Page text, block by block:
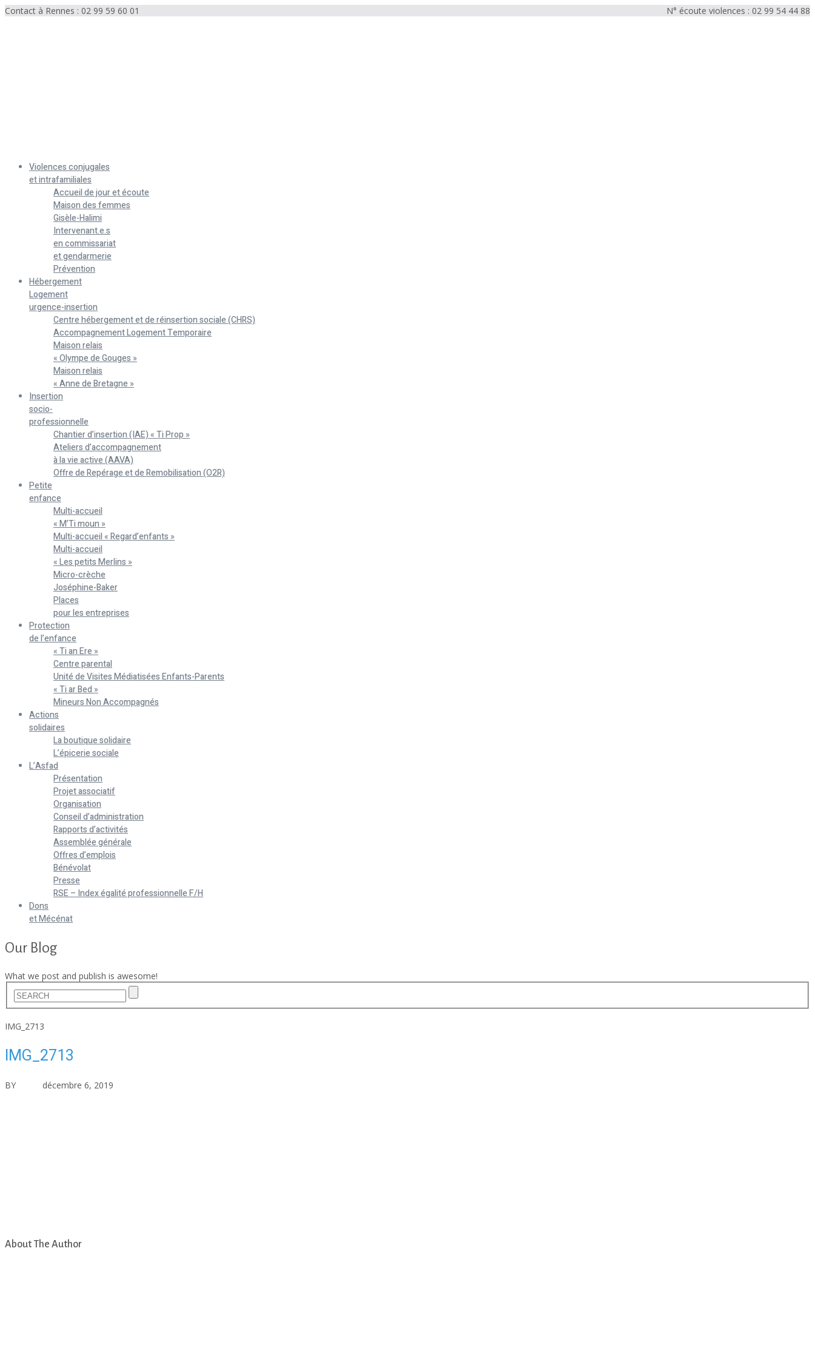
Contact à Rennes : 02 99 59 60 01 N° écoute violences : 02 99 54 44 88
Violences conjugales
et intrafamiliales
Accueil de jour et écoute
Maison des femmes
Gisèle-Halimi
Intervenant.e.s
en commissariat
et gendarmerie
Prévention
Hébergement
Logement
urgence-insertion
Centre hébergement et de réinsertion sociale (CHRS)
Accompagnement Logement Temporaire
Maison relais
« Olympe de Gouges »
Maison relais
« Anne de Bretagne »
Insertion
socio-
professionnelle
Chantier d’insertion (IAE) « Ti Prop »
Ateliers d’accompagnement
à la vie active (AAVA)
Offre de Repérage et de Remobilisation (O2R)
Petite
enfance
Multi-accueil
« M’Ti moun »
Multi-accueil « Regard’enfants »
Multi-accueil
« Les petits Merlins »
Micro-crèche
Joséphine-Baker
Places
pour les entreprises
Protection
de l’enfance
« Ti an Ere »
Centre parental
Unité de Visites Médiatisées Enfants-Parents
« Ti ar Bed »
Mineurs Non Accompagnés
Actions
solidaires
La boutique solidaire
L’épicerie sociale
L’Asfad
Présentation
Projet associatif
Organisation
Conseil d’administration
Rapports d’activités
Assemblée générale
Offres d’emplois
Bénévolat
Presse
RSE – Index égalité professionnelle F/H
Dons
et Mécénat
Our Blog
What we post and publish is awesome!
IMG_2713
IMG_2713
BY décembre 6, 2019
About The Author